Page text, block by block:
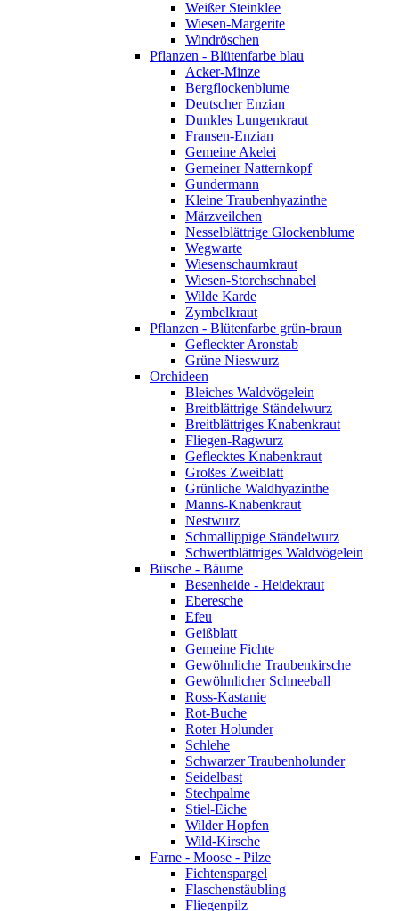
Weißer Steinklee
Wiesen-Margerite
Windröschen
Pflanzen - Blütenfarbe blau
Acker-Minze
Bergflockenblume
Deutscher Enzian
Dunkles Lungenkraut
Fransen-Enzian
Gemeine Akelei
Gemeiner Natternkopf
Gundermann
Kleine Traubenhyazinthe
Märzveilchen
Nesselblättrige Glockenblume
Wegwarte
Wiesenschaumkraut
Wiesen-Storchschnabel
Wilde Karde
Zymbelkraut
Pflanzen - Blütenfarbe grün-braun
Gefleckter Aronstab
Grüne Nieswurz
Orchideen
Bleiches Waldvögelein
Breitblättrige Ständelwurz
Breitblättriges Knabenkraut
Fliegen-Ragwurz
Geflecktes Knabenkraut
Großes Zweiblatt
Grünliche Waldhyazinthe
Manns-Knabenkraut
Nestwurz
Schmallippige Ständelwurz
Schwertblättriges Waldvögelein
Büsche - Bäume
Besenheide - Heidekraut
Eberesche
Efeu
Geißblatt
Gemeine Fichte
Gewöhnliche Traubenkirsche
Gewöhnlicher Schneeball
Ross-Kastanie
Rot-Buche
Roter Holunder
Schlehe
Schwarzer Traubenholunder
Seidelbast
Stechpalme
Stiel-Eiche
Wilder Hopfen
Wild-Kirsche
Farne - Moose - Pilze
Fichtenspargel
Flaschenstäubling
Fliegenpilz